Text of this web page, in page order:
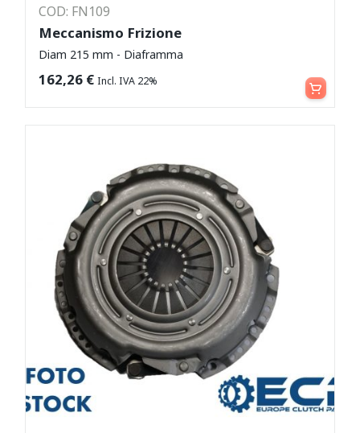
COD: FN109
Meccanismo Frizione
Diam 215 mm - Diaframma
162,26 € Incl. IVA 22% Leggi tutto